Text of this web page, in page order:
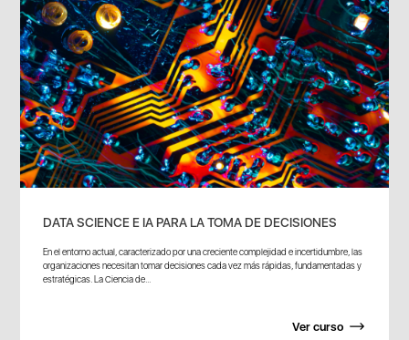
DATA SCIENCE E IA PARA LA TOMA DE DECISIONES
En el entorno actual, caracterizado por una creciente complejidad e incertidumbre, las
organizaciones necesitan tomar decisiones cada vez más rápidas, fundamentadas y
estratégicas. La Ciencia de...
Ver curso